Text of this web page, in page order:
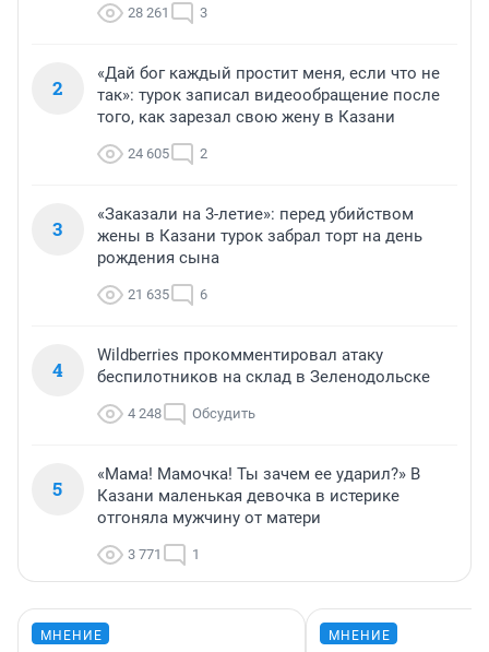
28 261 3
2
«Дай бог каждый простит меня, если что не
так»: турок записал видеообращение после
того, как зарезал свою жену в Казани
24 605 2
3
«Заказали на 3-летие»: перед убийством
жены в Казани турок забрал торт на день
рождения сына
21 635 6
4
Wildberries прокомментировал атаку
беспилотников на склад в Зеленодольске
4 248 Обсудить
5
«Мама! Мамочка! Ты зачем ее ударил?» В
Казани маленькая девочка в истерике
отгоняла мужчину от матери
3 771 1
МНЕНИЕ МНЕНИЕ